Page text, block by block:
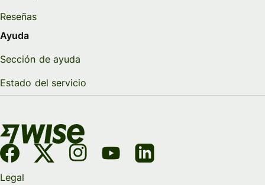
Reseñas
Ayuda
Sección de ayuda
Estado del servicio
Legal